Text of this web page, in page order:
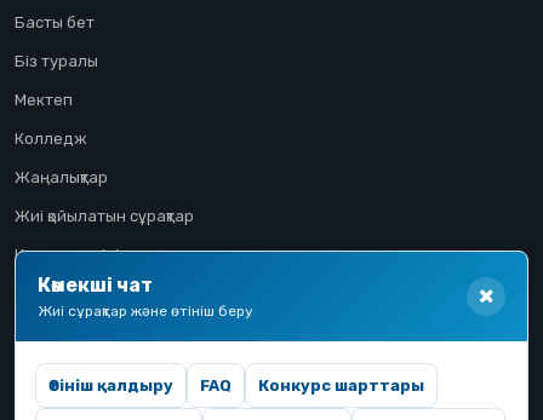
Басты бет
Біз туралы
Мектеп
Колледж
Жаңалықтар
Жиі қойылатын сұрақтар
Конкурстық іріктеу
Үміткер жолы
Көмекші чат
Жиі сұрақтар және өтініш беру
Өтініш қалдыру FAQ Конкурс шарттары